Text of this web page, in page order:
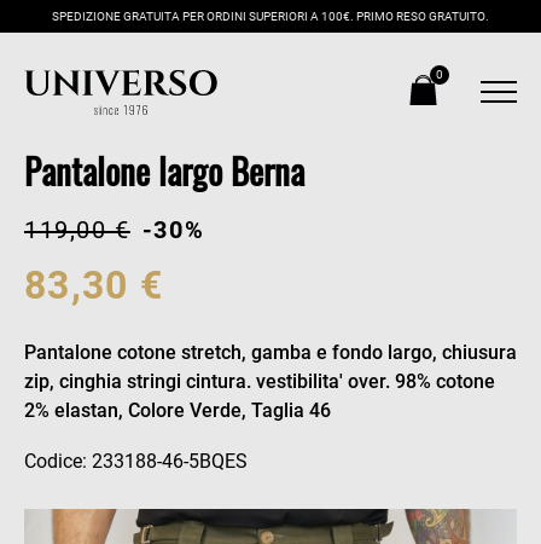
SPEDIZIONE GRATUITA PER ORDINI SUPERIORI A 100€. PRIMO RESO GRATUITO.
0
Pantalone largo Berna
119,00 € -30%
83,30 €
Pantalone cotone stretch, gamba e fondo largo, chiusura
zip, cinghia stringi cintura. vestibilita' over. 98% cotone
2% elastan, Colore Verde, Taglia 46
Codice: 233188-46-5BQES